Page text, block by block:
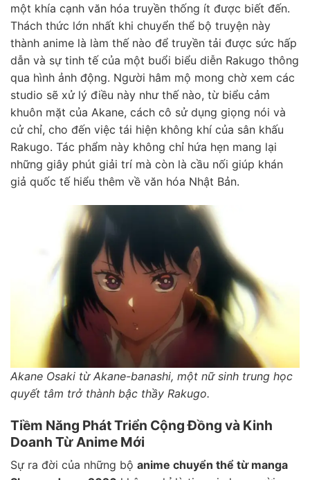
một khía cạnh văn hóa truyền thống ít được biết đến.
Thách thức lớn nhất khi chuyển thể bộ truyện này
thành anime là làm thế nào để truyền tải được sức hấp
dẫn và sự tinh tế của một buổi biểu diễn Rakugo thông
qua hình ảnh động. Người hâm mộ mong chờ xem các
studio sẽ xử lý điều này như thế nào, từ biểu cảm
khuôn mặt của Akane, cách cô sử dụng giọng nói và
cử chỉ, cho đến việc tái hiện không khí của sân khấu
Rakugo. Tác phẩm này không chỉ hứa hẹn mang lại
những giây phút giải trí mà còn là cầu nối giúp khán
giả quốc tế hiểu thêm về văn hóa Nhật Bản.
Akane Osaki từ Akane-banashi, một nữ sinh trung học
quyết tâm trở thành bậc thầy Rakugo.
Tiềm Năng Phát Triển Cộng Đồng và Kinh
Doanh Từ Anime Mới
Sự ra đời của những bộ anime chuyển thể từ manga